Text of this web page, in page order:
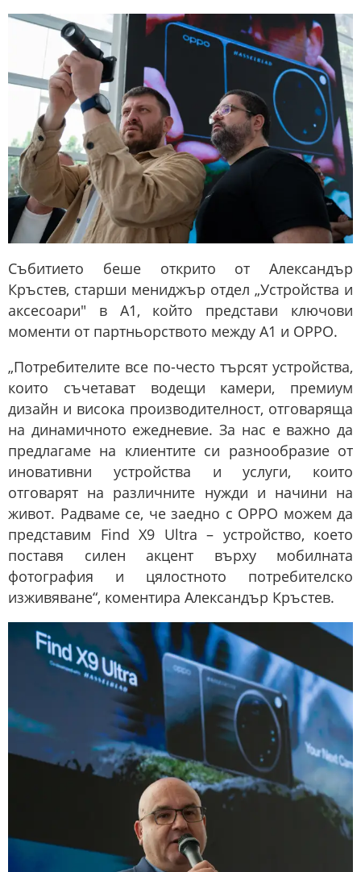
Събитието беше открито от Александър
Кръстев, старши мениджър отдел „Устройства и
аксесоари" в A1, който представи ключови
моменти от партньорството между A1 и OPPO.
„Потребителите все по-често търсят устройства,
които съчетават водещи камери, премиум
дизайн и висока производителност, отговаряща
на динамичното ежедневие. За нас е важно да
предлагаме на клиентите си разнообразие от
иновативни устройства и услуги, които
отговарят на различните нужди и начини на
живот. Радваме се, че заедно с OPPO можем да
представим Find X9 Ultra – устройство, което
поставя силен акцент върху мобилната
фотография и цялостното потребителско
изживяване“, коментира Александър Кръстев.